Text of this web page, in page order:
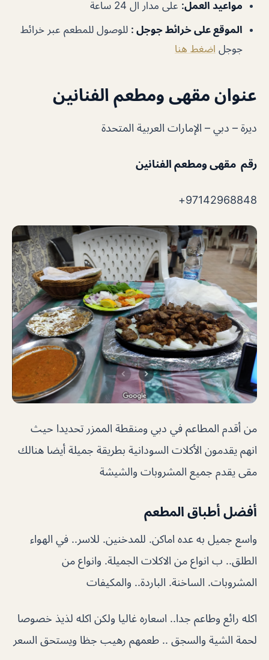
مواعيد العمل: على مدار ال 24 ساعة
الموقع على خرائط جوجل : للوصول للمطعم عبر خرائط
جوجل اضغط هنا
عنوان مقهى ومطعم الفنانين
ديرة – دبي – الإمارات العربية المتحدة
رقم مقهى ومطعم الفنانين
97142968848+
من أقدم المطاعم في دبي ومنقطة الممزر تحديدا حيث
انهم يقدمون الأكلات السودانية بطريقة جميلة أيضا هنالك
مقى يقدم جميع المشروبات والشيشة
أفضل أطباق المطعم
واسع جميل به عده اماكن. للمدخنين. للاسر.. في الهواء
الطلق.. ب انواع من الاكلات الجميلة. وانواع من
المشروبات. الساخنة. الباردة.. والمكيفات
اكله رائع وطاعم جدا.. اسعاره غاليا ولكن اكله لذيذ خصوصا
لحمة الشية والسجق .. طعمهم رهيب جظا ويستحق السعر